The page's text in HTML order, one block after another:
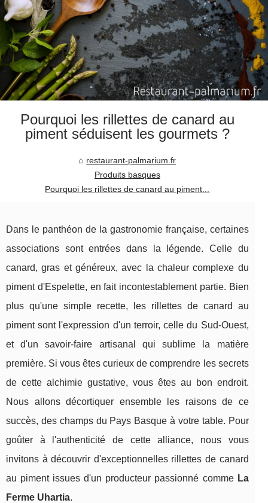
Pourquoi les rillettes de canard au
piment séduisent les gourmets ?
restaurant-palmarium.fr
Produits basques
Pourquoi les rillettes de canard au piment...
Dans le panthéon de la gastronomie française, certaines
associations sont entrées dans la légende. Celle du
canard, gras et généreux, avec la chaleur complexe du
piment d'Espelette, en fait incontestablement partie. Bien
plus qu'une simple recette, les rillettes de canard au
piment sont l'expression d'un terroir, celle du Sud-Ouest,
et d'un savoir-faire artisanal qui sublime la matière
première. Si vous êtes curieux de comprendre les secrets
de cette alchimie gustative, vous êtes au bon endroit.
Nous allons décortiquer ensemble les raisons de ce
succès, des champs du Pays Basque à votre table. Pour
goûter à l'authenticité de cette alliance, nous vous
invitons à découvrir d'exceptionnelles rillettes de canard
au piment issues d'un producteur passionné comme La
Ferme Uhartia.